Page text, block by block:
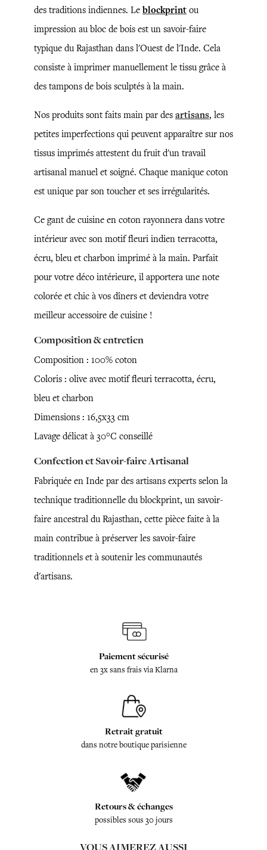
des traditions indiennes. Le blockprint ou
impression au bloc de bois est un savoir-faire
typique du Rajasthan dans l'Ouest de l'Inde. Cela
consiste à imprimer manuellement le tissu grâce à
des tampons de bois sculptés à la main.
Nos produits sont faits main par des artisans, les
petites imperfections qui peuvent apparaître sur nos
tissus imprimés attestent du fruit d'un travail
artisanal manuel et soigné. Chaque manique coton
est unique par son toucher et ses irrégularités.
Ce gant de cuisine en coton rayonnera dans votre
intérieur avec son motif fleuri indien terracotta,
écru, bleu et charbon imprimé à la main. Parfait
pour votre déco intérieure, il apportera une note
colorée et chic à vos dîners et deviendra votre
meilleur accessoire de cuisine !
Composition & entretien
Composition : 100% coton
Coloris : olive avec motif fleuri terracotta, écru,
bleu et charbon
Dimensions : 16,5x33 cm
Lavage délicat à 30°C conseillé
Confection et Savoir-faire Artisanal
Fabriquée en Inde par des artisans experts selon la
technique traditionnelle du blockprint, un savoir-
faire ancestral du Rajasthan, cette pièce faite à la
main contribue à préserver les savoir-faire
traditionnels et à soutenir les communautés
d'artisans.
Paiement sécurisé
en 3x sans frais via Klarna
Retrait gratuit
dans notre boutique parisienne
Retours & échanges
possibles sous 30 jours
VOUS AIMEREZ AUSSI